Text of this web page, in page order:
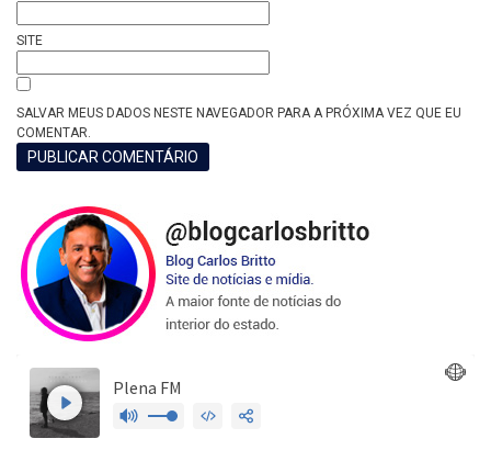
SITE
SALVAR MEUS DADOS NESTE NAVEGADOR PARA A PRÓXIMA VEZ QUE EU
COMENTAR.